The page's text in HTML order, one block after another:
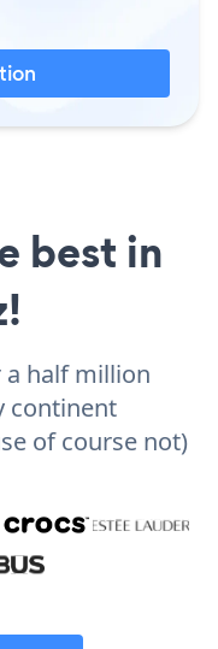
best in
a half million
continent
of course not)